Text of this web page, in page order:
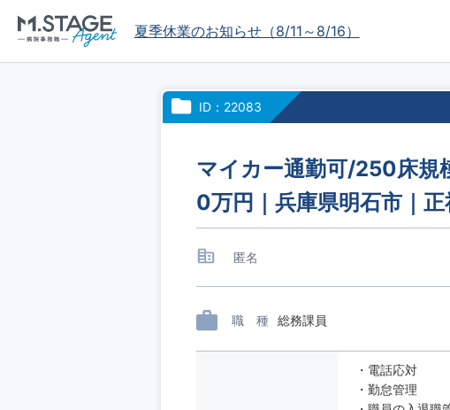
夏季休業のお知らせ（8/11～8/16）
ID：22083
マイカー通勤可/250床規
0万円｜兵庫県明石市｜
匿名
職 種 総務課員
・電
・勤怠管理